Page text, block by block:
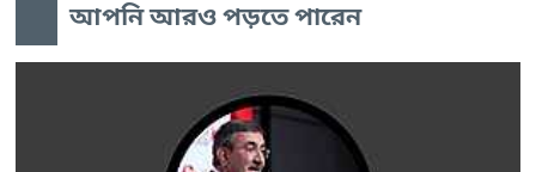
আপনি আরও পড়তে পারেন